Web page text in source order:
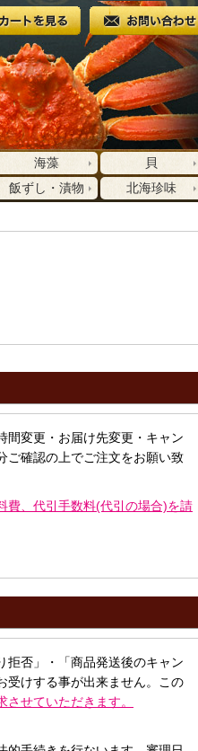
海藻
貝
飯ずし・漬物 北海珍味
間変更・お届け先変更・キャン
ご確認の上でご注文をお願い致
費、代引手数料(代引の場合)を請
拒否」・「商品発送後のキャン
受けする事が出来ません。この
せていただきます。